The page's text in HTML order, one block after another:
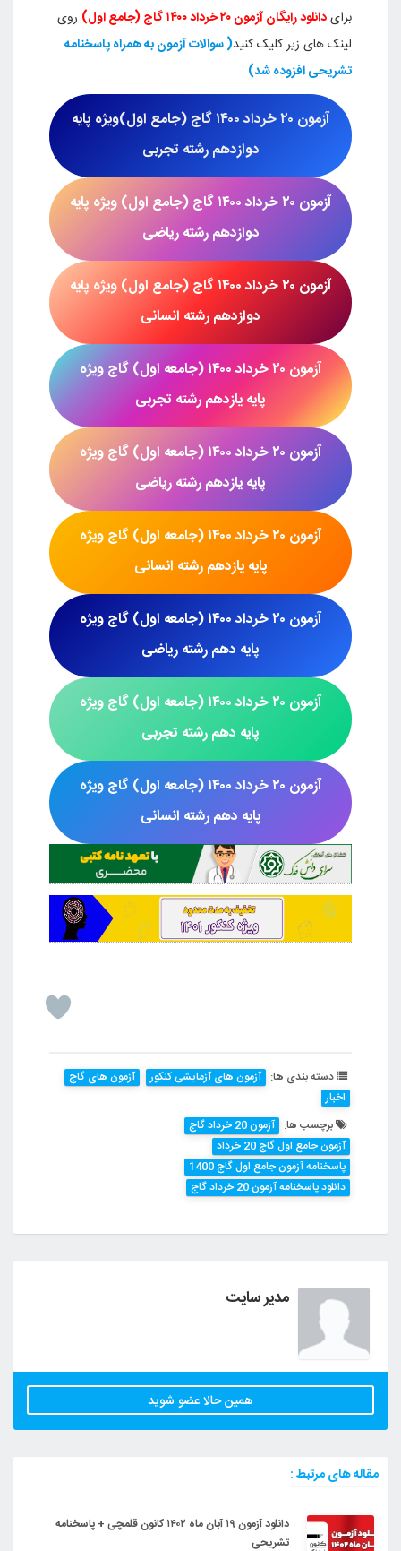
برایدانلود رایگان آزمون۲۰ خرداد ۱۴۰۰ گاج (جامع اول)
روی
لینک های زیر کلیک کنید( سوالات آزمون به همراه پاسخنامه
تشریحی افزوده شد)
آزمون ۲۰ خرداد ۱۴۰۰ گاج (جامع اول)
ویژه پایه
دوازدهم رشته تجربی
آزمون ۲۰ خرداد ۱۴۰۰ گاج (جامع اول)
ویژه پایه
دوازدهم رشتهریاضی
آزمون ۲۰ خرداد ۱۴۰۰ گاج (جامع اول)
ویژه پایه
دوازدهم رشته انسانی
آزمون ۲۰ خرداد ۱۴۰۰ (جامعه اول)
گاج ویژه
پایه یازدهم رشته تجربی
آزمون ۲۰ خرداد ۱۴۰۰ (جامعه اول)
گاج ویژه
پایه یازدهم رشتهریاضی
آزمون ۲۰ خرداد ۱۴۰۰ (جامعه اول)
گاج ویژه
پایه یازدهم رشته انسانی
آزمون ۲۰ خرداد ۱۴۰۰ (جامعه اول)
گاج ویژه
پایه دهم رشتهریاضی
آزمون ۲۰ خرداد ۱۴۰۰ (جامعه اول)
گاج ویژه
پایه دهم رشته تجربی
آزمون ۲۰ خرداد ۱۴۰۰ (جامعه اول)
گاج ویژه
پایه دهم رشته انسانی
دسته بندی ها: آزمون های آزمایشی کنکور
آزمون های گاج
اخبار
برچسب ها: آزمون 20 خرداد گاج
آزمون جامع اول گاج 20 خرداد
پاسخنامه آزمون جامع اول گاج 1400
دانلود پاسخنامه آزمون 20 خرداد گاج
مدیر سایت
همین حالا عضو شوید
مقاله های مرتبط :
دانلود آزمون ۱۹ آبان ماه ۱۴۰۲ کانون قلمچی + پاسخنامه
تشریحی